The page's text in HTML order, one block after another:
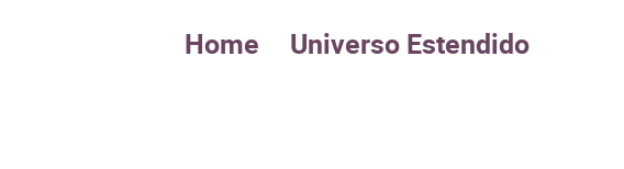
Home Universo Estendido